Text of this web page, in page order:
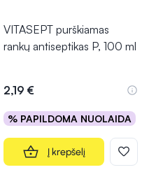
VITASEPT purškiamas
rankų antiseptikas P, 100 ml
2,19 €
% PAPILDOMA NUOLAIDA
Į krepšelį